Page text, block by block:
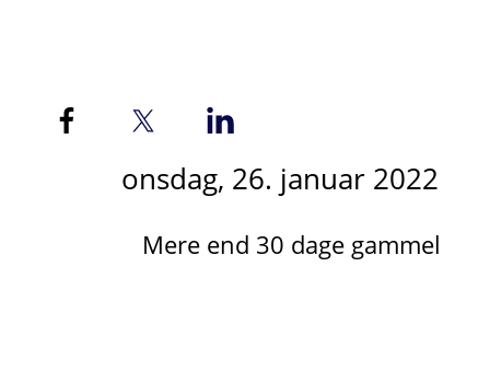
onsdag, 26. januar 2022
Mere end 30 dage gammel